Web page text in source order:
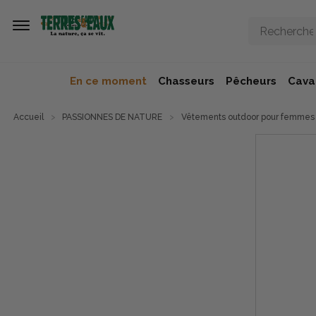
En ce moment Chasseurs Pêcheurs
Accueil PASSIONNES DE NATURE Vêtements outdoor pour femmes